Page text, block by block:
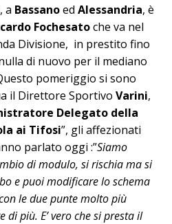
, a Bassanoed Alessandria, è
Fochesatoche va nel
Divisione, in prestito fino
di nuovo per il mediano
pomeriggio si sono
il Direttore Sportivo Varini,
Delegato della
ai Tifosi”, gli affezionati
parlato oggi :”Siamo
di modulo, si rischia ma si
e puoi modificare lo schema
le due punte molto più
più. E’ vero che si presta il